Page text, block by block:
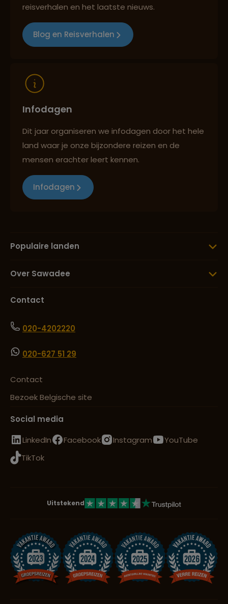
Best beoordeelde reisroutes
reisverhalen en het laatste nieuws.
Blog en Reisverhalen
Infodagen
Dit jaar organiseren we infodagen door het hele
land waar je onze bijzondere reizen en de
mensen erachter leert kennen.
Infodagen
Populaire landen
Over Sawadee
Contact
020-4202220
020-627 51 29
Contact
Bezoek Belgische site
Social media
LinkedIn
Facebook Instagram
YouTube
TikTok
Uitstekend